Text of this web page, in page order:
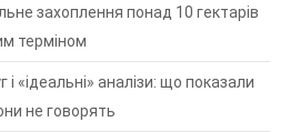
захоплення понад 10 гектарів
терміном
«ідеальні» аналізи: що показали
не говорять